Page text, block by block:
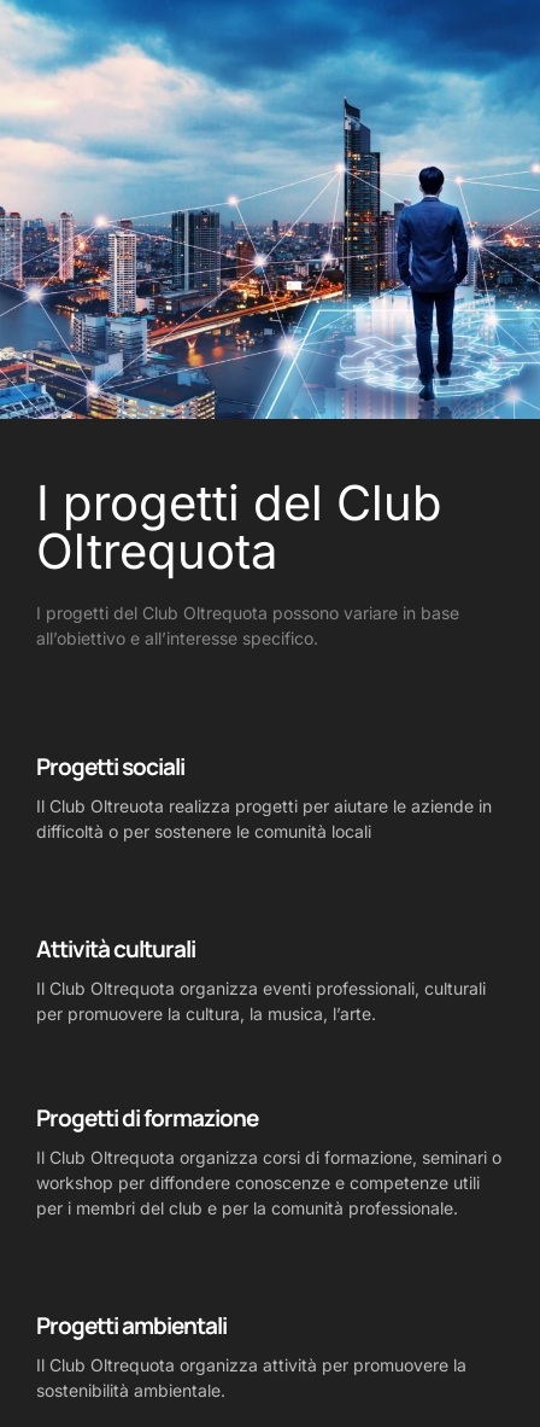
I progetti del Club
Oltrequota
I progetti del Club Oltrequota possono variare in base
all’obiettivo e all’interesse specifico.
Progetti sociali
Il Club Oltreuota realizza progetti per aiutare le aziende in
difficoltà o per sostenere le comunità locali
Attività culturali
Il Club Oltrequota organizza eventi professionali, culturali
per promuovere la cultura, la musica, l’arte.
Progetti di formazione
Il Club Oltrequota organizza corsi di formazione, seminari o
workshop per diffondere conoscenze e competenze utili
per i membri del club e per la comunità professionale.
Progetti ambientali
Il Club Oltrequota organizza attività per promuovere la
sostenibilità ambientale.